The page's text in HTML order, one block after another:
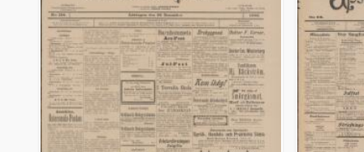
Nerikes allehanda
1
träffar
Eslöfs tidning
1
träffar
Breflådan, Tidning för kritik och polemik
1
träffar
Tidning för Falu län och stad
träffar
Norrteljebladet (Norrtälje : 1891)
1
träffar
Västerviksposten
1
träffar
Wermlands allehanda
träffar
Helsingborgsposten Skåne Halland
1